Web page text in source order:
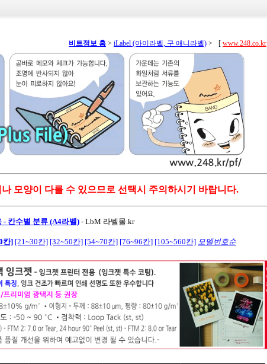
비트정보 홈 > iLabel (아이라벨, 구 애니라벨) > [ www.248.co.kr
모양이 다를 수 있으므로 선택시 주의하시기 바랍니다.
칸수별 분류 (A4라벨)- LbM 라벨몰.kr
칸] [21~30칸] [32~50칸] [54~70칸] [76~96칸] [105~560칸] 모델번호순